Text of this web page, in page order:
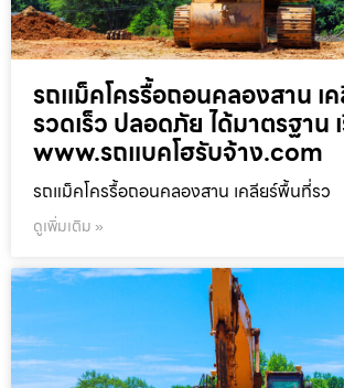
รถแม็คโครรื้อถอนคลองสาน เ
รวดเร็ว ปลอดภัย ได้มาตรฐาน
www.รถแบคโฮรับจ้าง.com
รถแม็คโครรื้อถอนคลองสาน เคลียร์พื้นที่รว
ดูเพิ่มเติม »